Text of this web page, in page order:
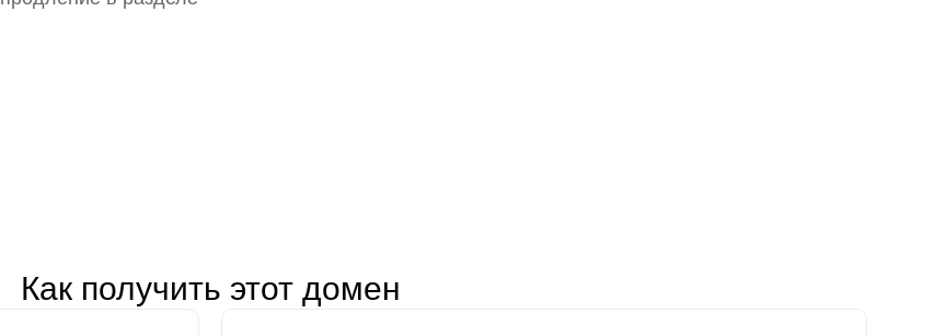
Как получить этот домен